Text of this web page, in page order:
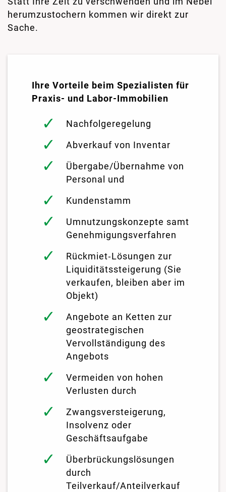
herumzustochern kommen wir direkt zur
Sache.
Ihre Vorteile beim Spezialisten für
Praxis- und Labor-Immobilien
Nachfolgeregelung
Abverkauf von Inventar
Übergabe/Übernahme von
Personal und
Kundenstamm
Umnutzungskonzepte samt
Genehmigungsverfahren
Rückmiet‑Lösungen zur
Liquiditätssteigerung (Sie
verkaufen, bleiben aber im
Objekt)
Angebote an Ketten zur
geostrategischen
Vervollständigung des
Angebots
Vermeiden von hohen
Verlusten durch
Zwangsversteigerung,
Insolvenz oder
Geschäftsaufgabe
Überbrückungslösungen
durch
Teilverkauf/Anteilverkauf